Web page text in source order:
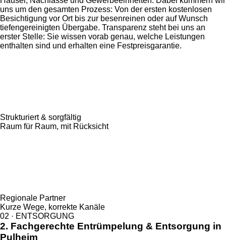
uns um den gesamten Prozess: Von der ersten kostenlosen
Besichtigung vor Ort bis zur besenreinen oder auf Wunsch
tiefengereinigten Übergabe. Transparenz steht bei uns an
erster Stelle: Sie wissen vorab genau, welche Leistungen
enthalten sind und erhalten eine Festpreisgarantie.
Strukturiert & sorgfältig
Raum für Raum, mit Rücksicht
Regionale Partner
Kurze Wege, korrekte Kanäle
02 · ENTSORGUNG
2. Fachgerechte Entrümpelung & Entsorgung in
Pulheim